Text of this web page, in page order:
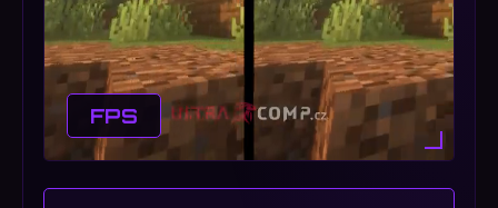
FPS